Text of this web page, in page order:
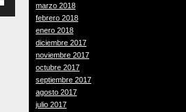
marzo 2018
febrero 2018
enero 2018
diciembre 2017
noviembre 2017
octubre 2017
septiembre 2017
agosto 2017
julio 2017